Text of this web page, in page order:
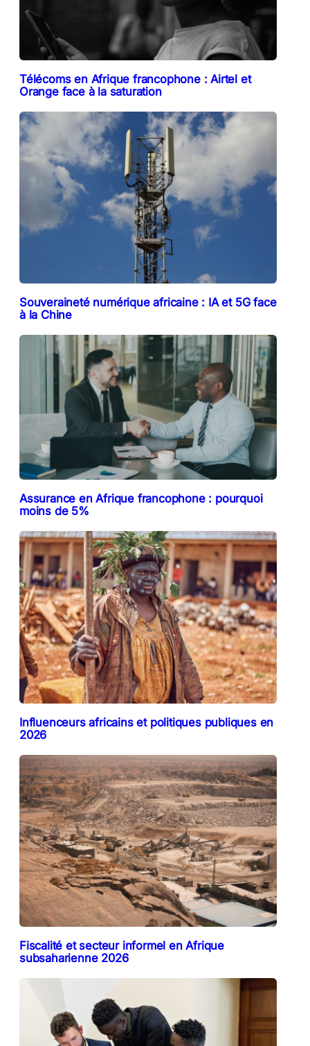
Télécoms en Afrique francophone : Airtel et
Orange face à la saturation
Souveraineté numérique africaine : IA et 5G face
à la Chine
Assurance en Afrique francophone : pourquoi
moins de 5%
Influenceurs africains et politiques publiques en
2026
Fiscalité et secteur informel en Afrique
subsaharienne 2026